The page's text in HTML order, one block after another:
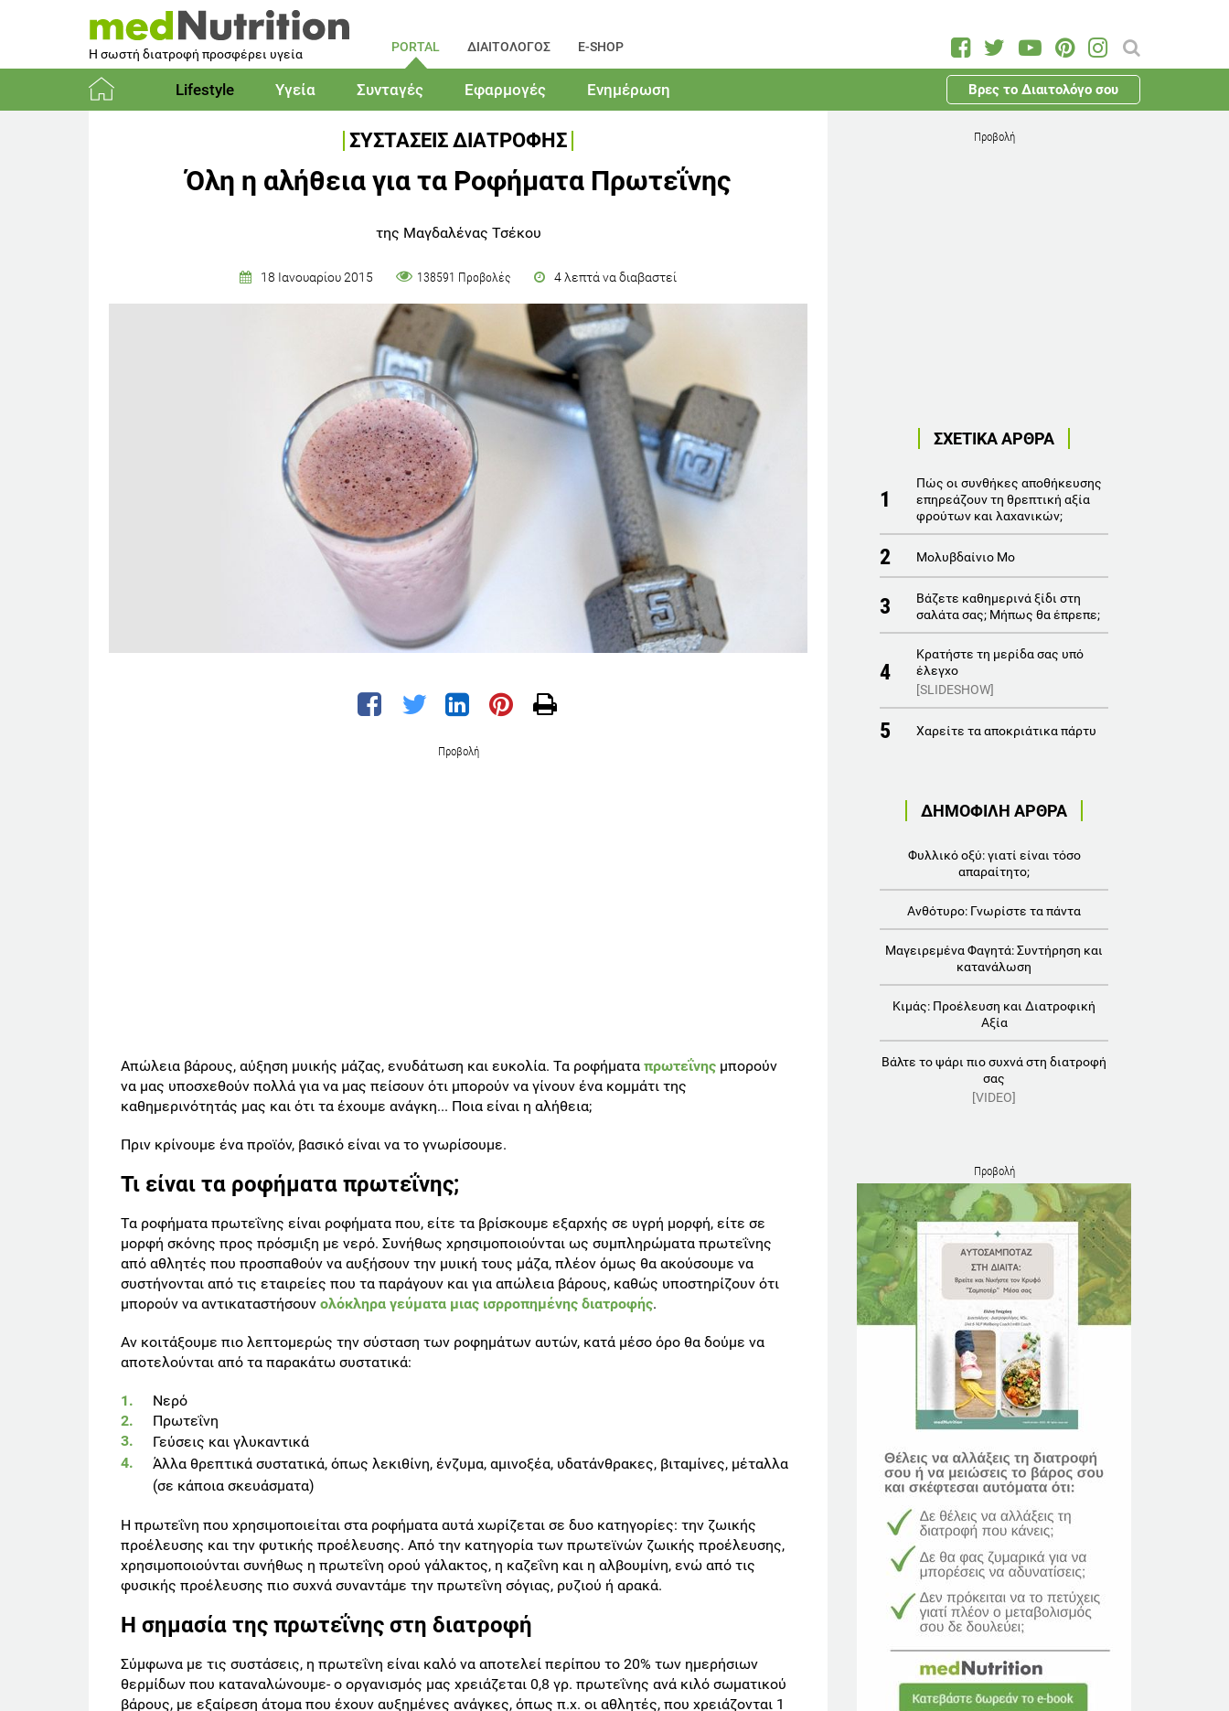
Η σωστή διατροφή προσφέρει υγεία PORTAL ΔΙΑΙΤΟΛΟΓΟΣ E-SHOP
Lifestyle Υγεία Συνταγές Εφαρμογές Ενημέρωση Βρες το Διαιτολόγο σου
ΣΥΣΤΑΣΕΙΣ ΔΙΑΤΡΟΦΗΣ
Όλη η αλήθεια για τα Ροφήματα Πρωτεΐνης
της Μαγδαλένας Τσέκου
18 Ιανουαρίου 2015 138591 Προβολές 4 λεπτά να διαβαστεί
Προβολή
Απώλεια βάρους, αύξηση μυικής μάζας, ενυδάτωση και ευκολία. Τα ροφήματα πρωτεΐνης μπορούν
να μας υποσχεθούν πολλά για να μας πείσουν ότι μπορούν να γίνουν ένα κομμάτι της
καθημερινότητάς μας και ότι τα έχουμε ανάγκη... Ποια είναι η αλήθεια;
Πριν κρίνουμε ένα προϊόν, βασικό είναι να το γνωρίσουμε.
Τι είναι τα ροφήματα πρωτεΐνης;
Τα ροφήματα πρωτεΐνης είναι ροφήματα που, είτε τα βρίσκουμε εξαρχής σε υγρή μορφή, είτε σε
μορφή σκόνης προς πρόσμιξη με νερό. Συνήθως χρησιμοποιούνται ως συμπληρώματα πρωτεΐνης
από αθλητές που προσπαθούν να αυξήσουν την μυική τους μάζα, πλέον όμως θα ακούσουμε να
συστήνονται από τις εταιρείες που τα παράγουν και για απώλεια βάρους, καθώς υποστηρίζουν ότι
μπορούν να αντικαταστήσουν ολόκληρα γεύματα μιας ισρροπημένης διατροφής.
Αν κοιτάξουμε πιο λεπτομερώς την σύσταση των ροφημάτων αυτών, κατά μέσο όρο θα δούμε να
αποτελούνται από τα παρακάτω συστατικά:
Νερό
Πρωτεΐνη
Γεύσεις και γλυκαντικά
Άλλα θρεπτικά συστατικά, όπως λεκιθίνη, ένζυμα, αμινοξέα, υδατάνθρακες, βιταμίνες, μέταλλα
(σε κάποια σκευάσματα)
Η πρωτεΐνη που χρησιμοποιείται στα ροφήματα αυτά χωρίζεται σε δυο κατηγορίες: την ζωικής
προέλευσης και την φυτικής προέλευσης. Από την κατηγορία των πρωτεϊνών ζωικής προέλευσης,
χρησιμοποιούνται συνήθως η πρωτεΐνη ορού γάλακτος, η καζεΐνη και η αλβουμίνη, ενώ από τις
φυσικής προέλευσης πιο συχνά συναντάμε την πρωτεΐνη σόγιας, ρυζιού ή αρακά.
Η σημασία της πρωτεΐνης στη διατροφή
Σύμφωνα με τις συστάσεις, η πρωτεΐνη είναι καλό να αποτελεί περίπου το 20% των ημερήσιων
θερμίδων που καταναλώνουμε- ο οργανισμός μας χρειάζεται 0,8 γρ. πρωτεΐνης ανά κιλό σωματικού
βάρους, με εξαίρεση άτομα που έχουν αυξημένες ανάγκες, όπως π.χ. οι αθλητές, που χρειάζονται 1
Προβολή
ΣΧΕΤΙΚΑ ΑΡΘΡΑ
1
Πώς οι συνθήκες αποθήκευσης
επηρεάζουν τη θρεπτική αξία
φρούτων και λαχανικών;
2 Μολυβδαίνιο Μο
3
Βάζετε καθημερινά ξίδι στη
σαλάτα σας; Μήπως θα έπρεπε;
4
Κρατήστε τη μερίδα σας υπό
έλεγχο
[SLIDESHOW]
5 Χαρείτε τα αποκριάτικα πάρτυ
ΔΗΜΟΦΙΛΗ ΑΡΘΡΑ
Φυλλικό οξύ: γιατί είναι τόσο
απαραίτητο;
Ανθότυρο: Γνωρίστε τα πάντα
Μαγειρεμένα Φαγητά: Συντήρηση και
κατανάλωση
Κιμάς: Προέλευση και Διατροφική
Αξία
Βάλτε το ψάρι πιο συχνά στη διατροφή
σας
[VIDEO]
Προβολή